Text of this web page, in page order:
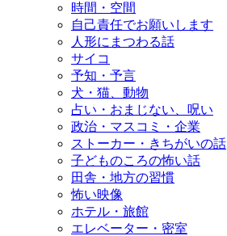
時間・空間
自己責任でお願いします
人形にまつわる話
サイコ
予知・予言
犬・猫、動物
占い・おまじない、呪い
政治・マスコミ・企業
ストーカー・きちがいの話
子どものころの怖い話
田舎・地方の習慣
怖い映像
ホテル・旅館
エレベーター・密室